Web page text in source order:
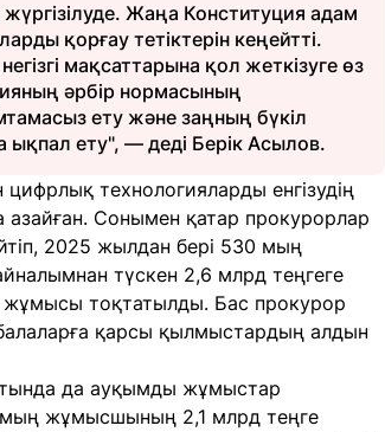
Жаңа Конституция адам
қорғау тетіктерін кеңейтті.
мақсаттарына қол жеткізуге өз
әрбір нормасының
ету және заңның бүкіл
ету", — деді Берік Асылов.
технологияларды енгізудің
азайған. Сонымен қатар прокурорлар
2025 жылдан бері 530 мың
түскен 2,6 млрд теңгеге
тоқтатылды. Бас прокурор
қарсы қылмыстардың алдын
да ауқымды жұмыстар
мың жұмысшының 2,1 млрд теңге